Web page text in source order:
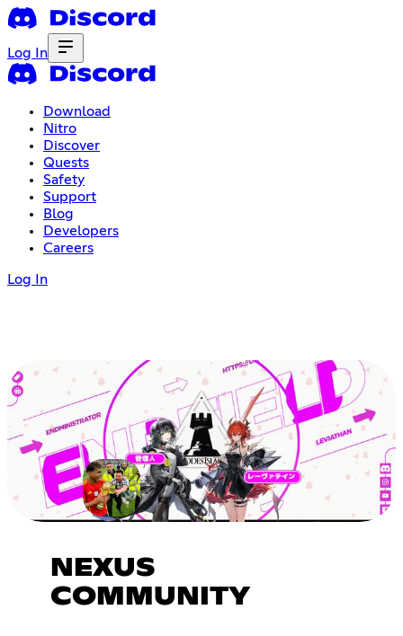
Log In
Download
Nitro
Discover
Quests
Safety
Support
Blog
Developers
Careers
Log In
NEXUS
COMMUNITY